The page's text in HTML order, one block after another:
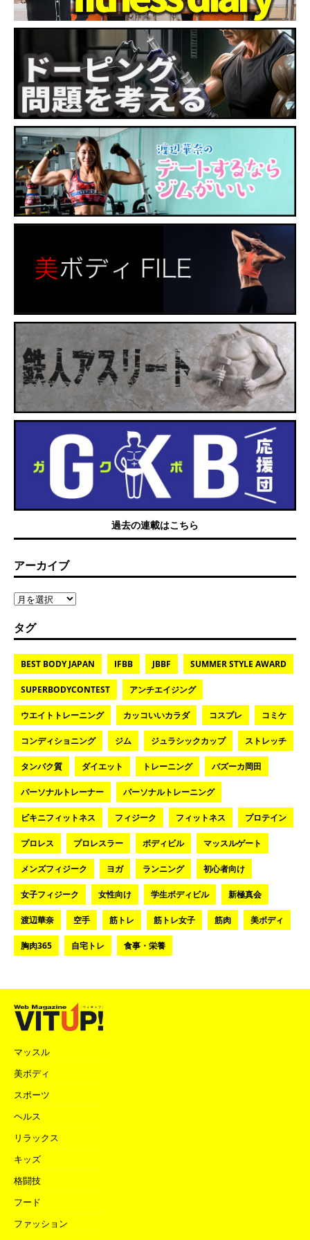
過去の連載はこちら
アーカイブ
タグ
BEST BODY JAPAN IFBB JBBF SUMMER STYLE AWARD
SUPERBODYCONTEST アンチエイジング
ウエイトトレーニング カッコいいカラダ コスプレ コミケ
コンディショニング ジム ジュラシックカップ ストレッチ
タンパク質 ダイエット トレーニング バズーカ岡田
パーソナルトレーナー パーソナルトレーニング
ビキニフィットネス フィジーク フィットネス プロテイン
プロレス プロレスラー ボディビル マッスルゲート
メンズフィジーク ヨガ ランニング 初心者向け
女子フィジーク 女性向け 学生ボディビル 新極真会
渡辺華奈 空手 筋トレ 筋トレ女子 筋肉 美ボディ
胸肉365 自宅トレ 食事・栄養
マッスル
美ボディ
スポーツ
ヘルス
リラックス
キッズ
格闘技
フード
ファッション